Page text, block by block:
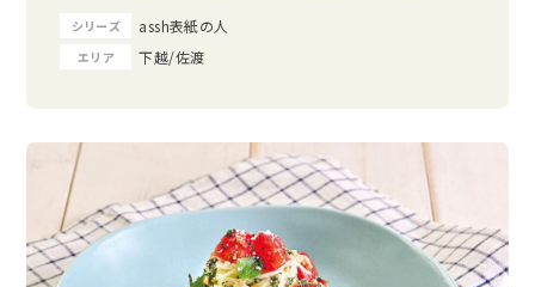
シリーズ assh表紙の人
エリア 下越/佐渡